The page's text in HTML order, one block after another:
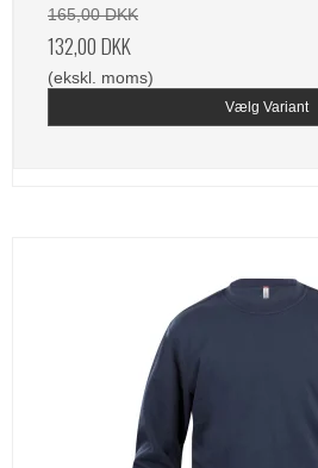
165,00 DKK
132,00 DKK
(ekskl. moms)
Vælg Variant